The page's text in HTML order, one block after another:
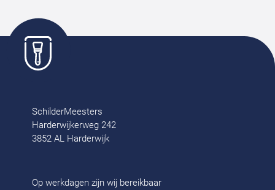
SchilderMeesters
Harderwijkerweg 242
3852 AL Harderwijk
Op werkdagen zijn wij bereikbaar